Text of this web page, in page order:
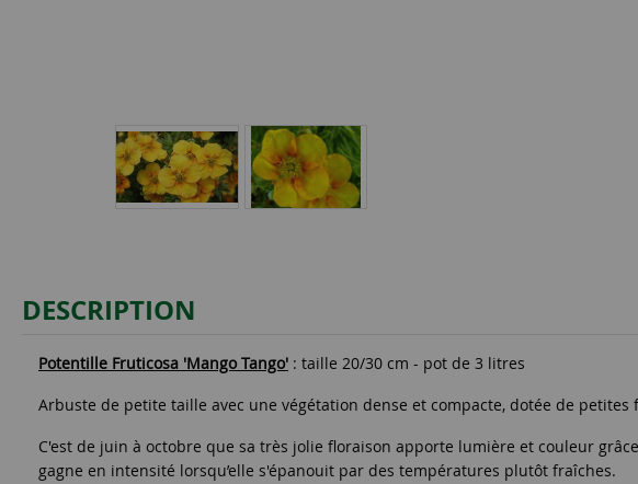
DESCRIPTION
Potentille Fruticosa 'Mango Tango' : taille 20/30 cm - pot de 3 litres
Arbuste de petite taille avec une végétation dense et compacte, dotée de
C'est de juin à octobre que sa très jolie floraison apporte lumière et couleur
gagne en intensité lorsqu’elle s'épanouit par des températures plutôt fraîches.